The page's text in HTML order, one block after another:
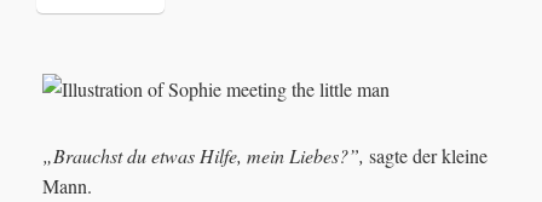
„Brauchst du etwas Hilfe, mein Liebes?”, sagte der kleine
Mann.